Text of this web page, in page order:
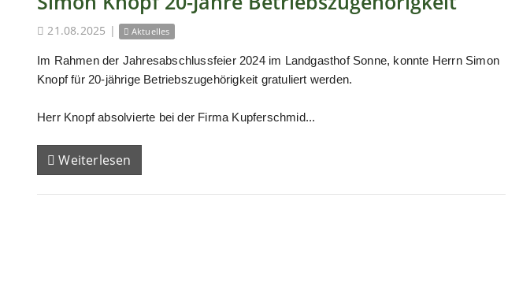
21.08.2025 | Aktuelles
Im Rahmen der Jahresabschlussfeier 2024 im Landgasthof Sonne, konnte Herrn Simon
Knopf für 20-jährige Betriebszugehörigkeit gratuliert werden.
Herr Knopf absolvierte bei der Firma Kupferschmid...
Weiterlesen